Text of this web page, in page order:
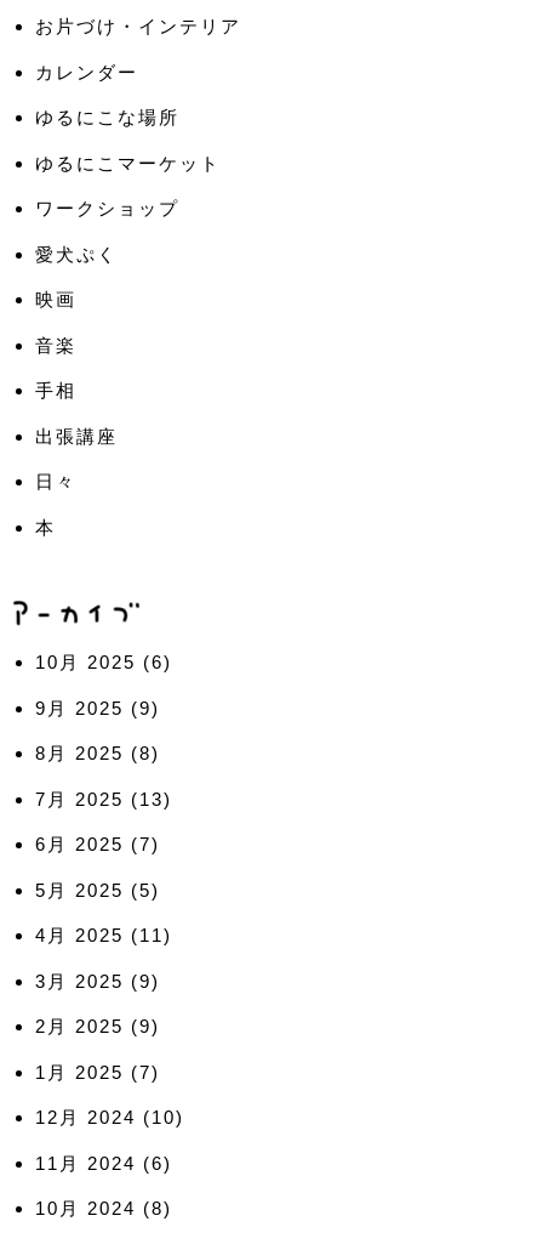
お片づけ・インテリア
カレンダー
ゆるにこな場所
ゆるにこマーケット
ワークショップ
愛犬ぷく
映画
音楽
手相
出張講座
日々
本
10月 2025 (6)
9月 2025 (9)
8月 2025 (8)
7月 2025 (13)
6月 2025 (7)
5月 2025 (5)
4月 2025 (11)
3月 2025 (9)
2月 2025 (9)
1月 2025 (7)
12月 2024 (10)
11月 2024 (6)
10月 2024 (8)